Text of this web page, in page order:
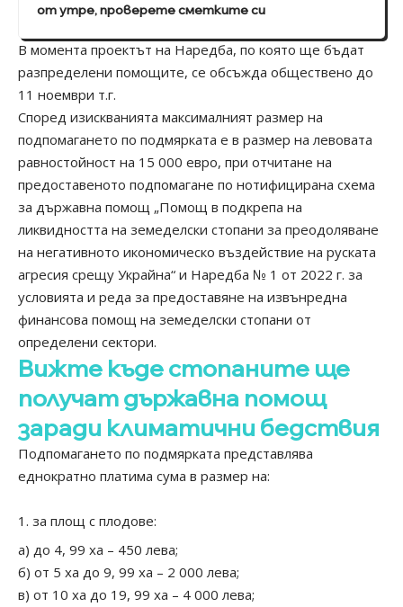
от утре, проверете сметките си
В момента проектът на Наредба, по която ще бъдат
разпределени помощите, се обсъжда обществено до
11 ноември т.г.
Според изискванията максималният размер на
подпомагането по подмярката е в размер на левовата
равностойност на 15 000 евро, при отчитане на
предоставеното подпомагане по нотифицирана схема
за държавна помощ „Помощ в подкрепа на
ликвидността на земеделски стопани за преодоляване
на негативното икономическо въздействие на руската
агресия срещу Украйна“ и Наредба № 1 от 2022 г. за
условията и реда за предоставяне на извънредна
финансова помощ на земеделски стопани от
определени сектори.
Вижте къде стопаните ще
получат държавна помощ
заради климатични бедствия
Подпомагането по подмярката представлява
еднократно платима сума в размер на:
за площ с плодове:
а) до 4, 99 ха – 450 лева;
б) от 5 ха до 9, 99 ха – 2 000 лева;
в) от 10 ха до 19, 99 ха – 4 000 лева;